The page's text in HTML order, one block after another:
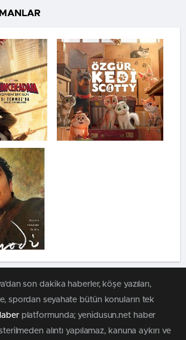
son dakika haberler, köşe yazıları,
spordan seyahate bütün konuların tek
platformunda; yenidusun.net haber
alıntı yapılamaz, kanuna aykırı ve